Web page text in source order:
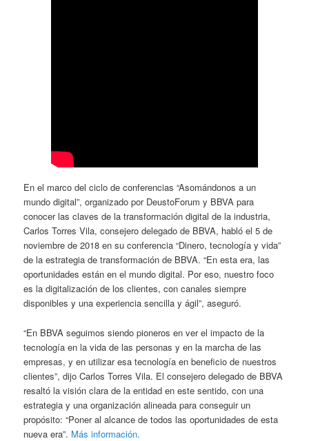
En el marco del ciclo de conferencias “Asomándonos a un
mundo digital”, organizado por DeustoForum y BBVA para
conocer las claves de la transformación digital de la industria,
Carlos Torres Vila, consejero delegado de BBVA, habló el 5 de
noviembre de 2018 en su conferencia “Dinero, tecnología y vida”
de la estrategia de transformación de BBVA. “En esta era, las
oportunidades están en el mundo digital. Por eso, nuestro foco
es la digitalización de los clientes, con canales siempre
disponibles y una experiencia sencilla y ágil”, aseguró.
“En BBVA seguimos siendo pioneros en ver el impacto de la
tecnología en la vida de las personas y en la marcha de las
empresas, y en utilizar esa tecnología en beneficio de nuestros
clientes”, dijo Carlos Torres Vila. El consejero delegado de BBVA
resaltó la visión clara de la entidad en este sentido, con una
estrategia y una organización alineada para conseguir un
propósito: “Poner al alcance de todos las oportunidades de esta
nueva era”. Más información.